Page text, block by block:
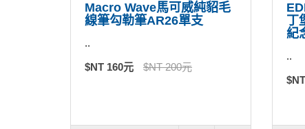
Macro Wave馬可威純貂毛
線筆勾勒筆AR26單支
..
$NT 160元 $NT 200元
丁
紀
..